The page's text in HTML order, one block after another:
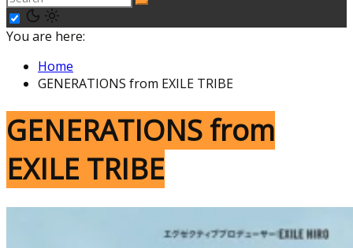
You are here:
Home
GENERATIONS from EXILE TRIBE
GENERATIONS from
EXILE TRIBE